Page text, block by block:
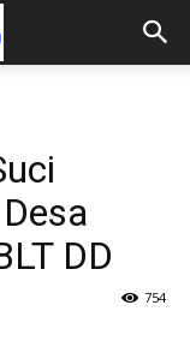
DD
754